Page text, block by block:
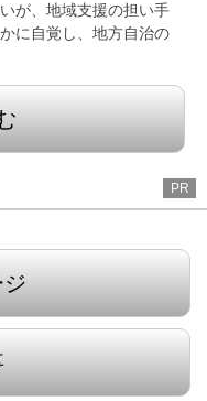
が、地域支援の担い手
に自覚し、地方自治の
PR
ジ